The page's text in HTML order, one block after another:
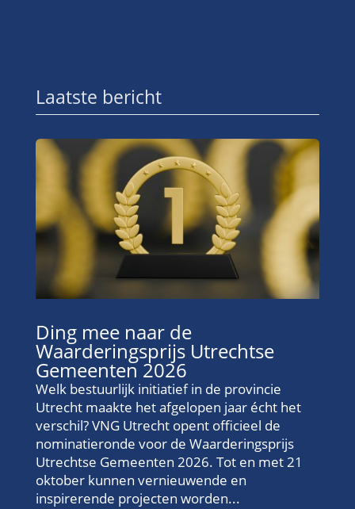
Laatste bericht
Ding mee naar de
Waarderingsprijs Utrechtse
Gemeenten 2026
Welk bestuurlijk initiatief in de provincie
Utrecht maakte het afgelopen jaar écht het
verschil? VNG Utrecht opent officieel de
nominatieronde voor de Waarderingsprijs
Utrechtse Gemeenten 2026. Tot en met 21
oktober kunnen vernieuwende en
inspirerende projecten worden...